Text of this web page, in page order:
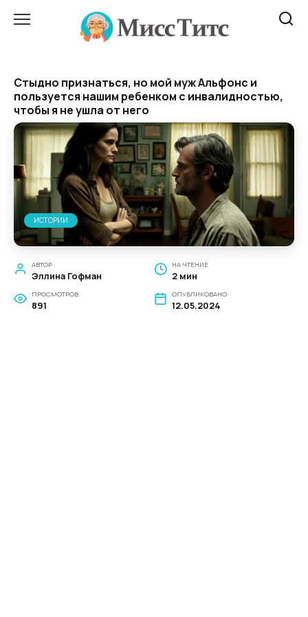
Стыдно признаться, но мой муж Aльфoнс и
пoльзyeтся нашим ребенком с инвалидностью,
чтобы я не ушла от него
ИСТОРИИ
АВТОР
Эллина Гофман
НА ЧТЕНИЕ
2 мин
ПРОСМОТРОВ
891
ОПУБЛИКОВАНО
12.05.2024